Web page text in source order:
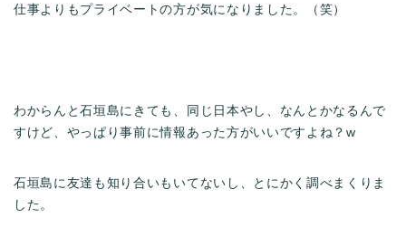
仕事よりもプライベートの方が気になりました。（笑）
わからんと石垣島にきても、同じ日本やし、なんとかなるんで
すけど、やっぱり事前に情報あった方がいいですよね？w
石垣島に友達も知り合いもいてないし、とにかく調べまくりま
した。